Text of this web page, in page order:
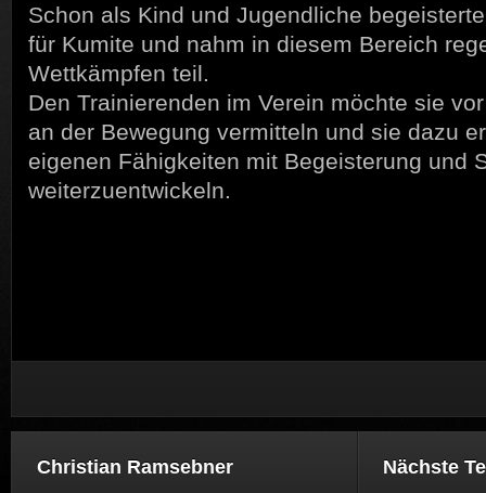
Schon als Kind und Jugendliche
für Kumite und nahm in diesem Bereich
Wettkämpfen teil.
Den Trainierenden im Verein möchte sie
an der Bewegung vermitteln und sie dazu
eigenen Fähigkeiten mit Begeisterung und
weiterzuentwickeln.
Christian Ramsebner Nächste